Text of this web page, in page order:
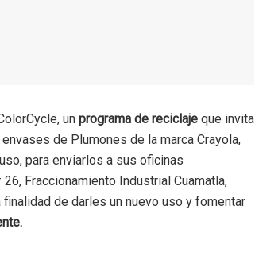
un programa de reciclaje que invita
de Plumones de la marca Crayola,
para enviarlos a sus oficinas
Fraccionamiento Industrial Cuamatla,
de darles un nuevo uso y fomentar